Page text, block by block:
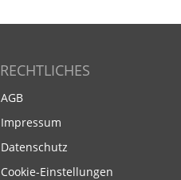
RECHTLICHES
AGB
Impressum
Datenschutz
Cookie-Einstellungen